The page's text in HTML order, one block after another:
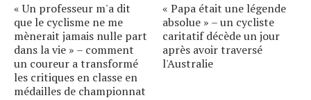
« Un professeur m'a dit
que le cyclisme ne me
mènerait jamais nulle part
dans la vie » – comment
un coureur a transformé
les critiques en classe en
médailles de championnat
« Papa était une légende
absolue » – un cycliste
caritatif décède un jour
après avoir traversé
l'Australie